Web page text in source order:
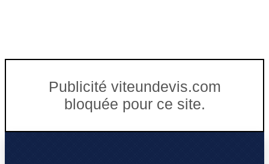
Publicité viteundevis.com
bloquée pour ce site.